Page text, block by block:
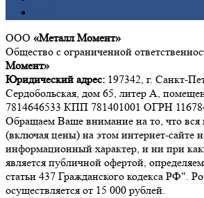
ООО «Металл Момент»
Общество с ограниченной
Момент»
Юридический адрес: 197342, г. Санкт-
Сердобольская, дом 65, литер А,
7814646533 КПП 781401001 ОГРН
Обращаем Ваше внимание на то, что
(включая цены) на этом интернет-сайте
информационный характер, и ни при
является публичной офертой,
статьи 437 Гражданского кодекса РФ".
осуществляется от 15 000 рублей.